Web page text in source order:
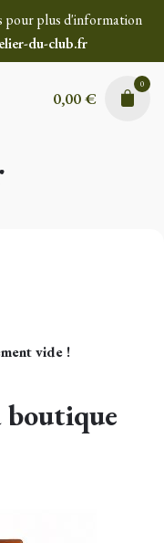
pour plus d'information
du-club.fr
0,00€
0
vide !
boutique